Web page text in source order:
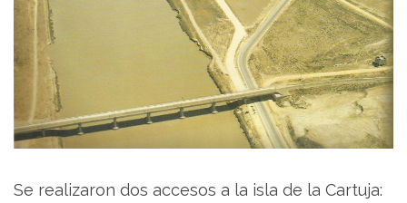
Se realizaron dos accesos a la isla de la Cartuja: